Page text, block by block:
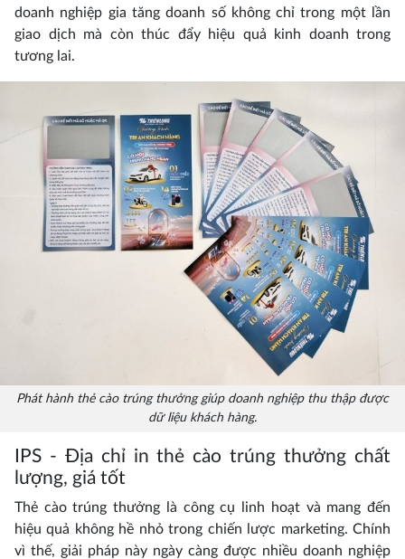
doanh nghiệp gia tăng doanh số không chỉ trong một lần
giao dịch mà còn thúc đẩy hiệu quả kinh doanh trong
tương lai.
Phát hành thẻ cào trúng thưởng giúp doanh nghiệp thu thập được
dữ liệu khách hàng.
IPS - Địa chỉ in thẻ cào trúng thưởng chất
lượng, giá tốt
Thẻ cào trúng thưởng là công cụ linh hoạt và mang đến
hiệu quả không hề nhỏ trong chiến lược marketing. Chính
vì thế, giải pháp này ngày càng được nhiều doanh nghiệp